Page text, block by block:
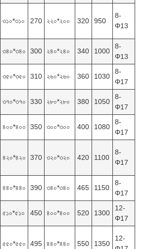
৩১০*৩১০ 270 ২২০*২০০ 320 950
8-
Φ13
৩৪০*৩৪০ 300 ২৪০*২৪০ 340 1000
8-
Φ13
৩৫০*৩৫০ 310 ২৬০*২৬০ 360 1030
8-
Φ17
৩৭০*৩৭০ 330 ২৮০*২৮০ 380 1050
8-
Φ17
৪০০*৪০০ 350 ৩০০*৩০০ 400 1080
8-
Φ17
৪২০*৪২০ 370 ৩২০*৩২০ 420 1100
8-
Φ17
৪৪০*৪৪০ 390 ৩৪০*৩৪০ 465 1150
8-
Φ17
৫১০*৫১০ 450 ৪০০*৪০০ 520 1300
12-
Φ17
৫৫০*৫৫০ 495 ৪৪০*৪৪০ 550 1350
12-